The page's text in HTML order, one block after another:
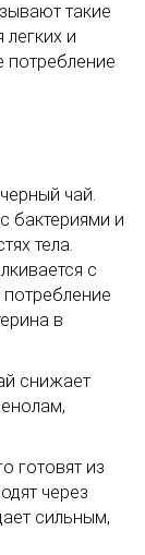
такие
и
потребление
чай.
бактериями и
тела.
с
в
снижает
готовят из
через
сильным,